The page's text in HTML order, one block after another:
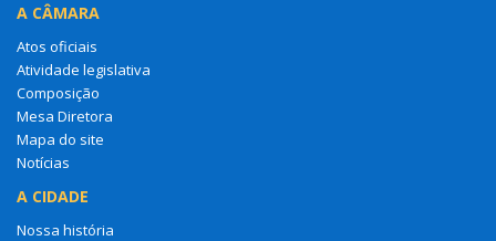
A CÂMARA
Atos oficiais
Atividade legislativa
Composição
Mesa Diretora
Mapa do site
Notícias
A CIDADE
Nossa história